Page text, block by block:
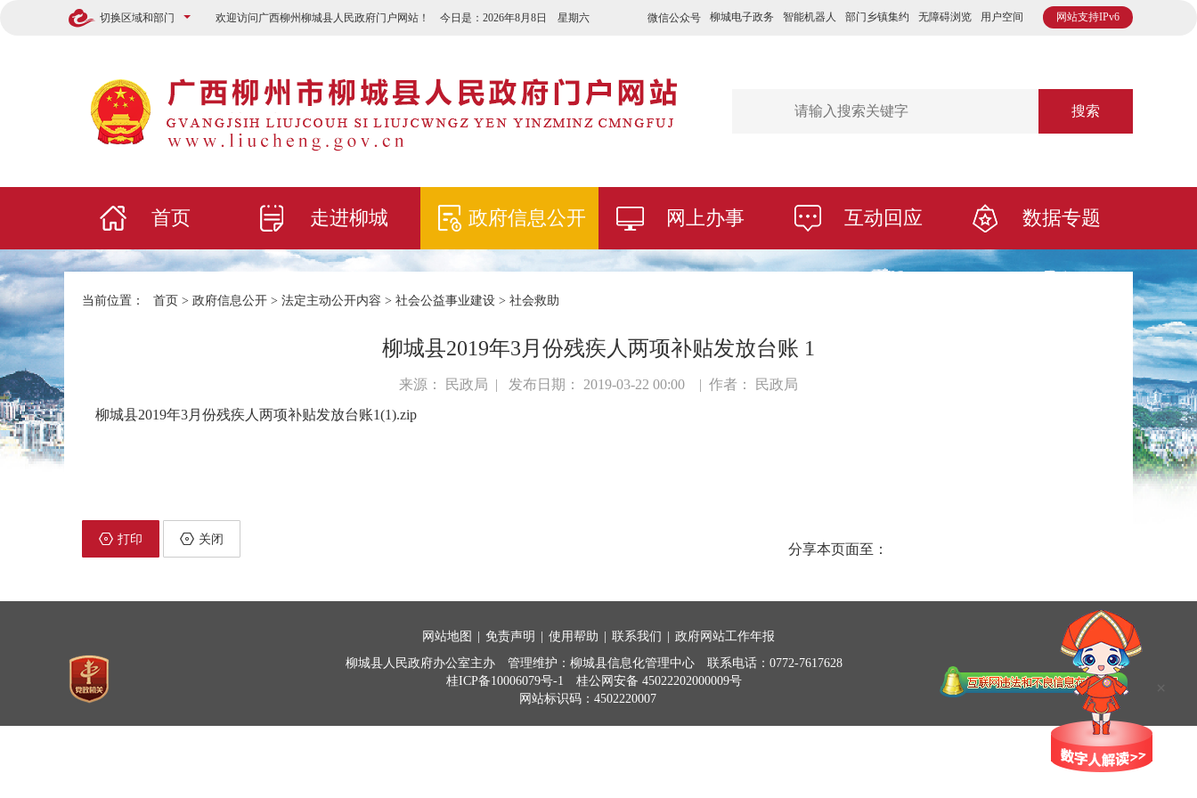
切换区域和部门 网站支持IPv6
微信公众号 柳城电子政务 智能机器人 部门乡镇集约 无障碍浏览 用户空间
欢迎访问广西柳州柳城县人民政府门户网站！ 今日是： 2026年8月8日 星期六
搜索
首页 走进柳城 政府信息公开 网上办事 互动回应 数据专题
当前位置： 首页 > 政府信息公开 > 法定主动公开内容 > 社会公益事业建设 > 社会救助
柳城县2019年3月份残疾人两项补贴发放台账 1
来源： 民政局 | 发布日期： 2019-03-22 00:00 | 作者： 民政局
柳城县2019年3月份残疾人两项补贴发放台账1(1).zip
打印 关闭
分享本页面至：
网站地图 免责声明 使用帮助 联系我们
政府网站工作年报
柳城县人民政府办公室主办
管理维护：柳城县信息化管理中心
联系电话：0772-7617628
桂ICP备10006079号-1
桂公网安备 45022202000009号
网站标识码：4502220007